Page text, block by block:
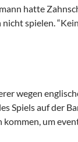
hatte
spielen.
wegen
Spiels auf der
kommen, um